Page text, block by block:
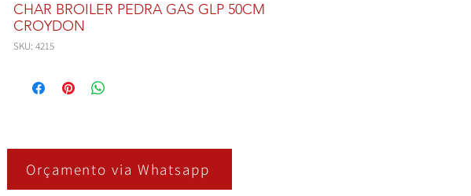
CHAR BROILER PEDRA GAS GLP 50CM
CROYDON
SKU: 4215
Orçamento via Whatsapp